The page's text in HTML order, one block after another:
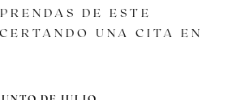
DE ESTE
UNA CITA EN